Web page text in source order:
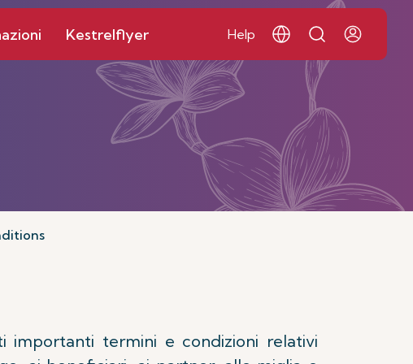
Kestrelflyer Help
termini e condizioni relativi